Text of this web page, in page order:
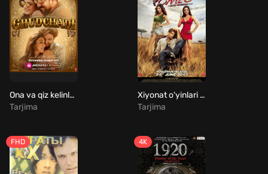
Ona va qiz kelinlar / Ot minish marosimi Uzbek Tilida
Tarjima
Xiyonat o'yinlari / Romeo tezkor yo'li / Romeoning qisqa yo'li Uzbek Tilida
Tarjima
FHD 4K